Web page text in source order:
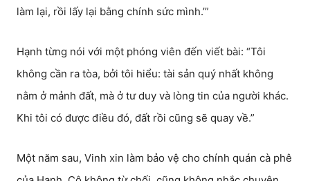
làm lại, rồi lấy lại bằng chính sức mình.’”
Hạnh từng nói với một phóng viên đến viết bài: “Tôi
không cần ra tòa, bởi tôi hiểu: tài sản quý nhất không
nằm ở mảnh đất, mà ở tư duy và lòng tin của người khác.
Khi tôi có được điều đó, đất rồi cũng sẽ quay về.”
Một năm sau, Vinh xin làm bảo vệ cho chính quán cà phê